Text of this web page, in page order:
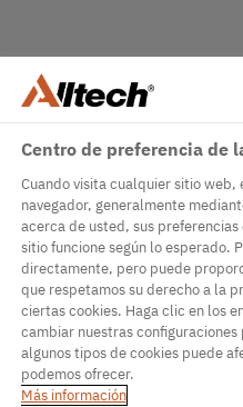
Centro de preferencia de
Cuando visita cualquier sitio
navegador, generalmente
acerca de usted, sus
sitio funcione según lo esperado.
directamente, pero puede
que respetamos su derecho a la
ciertas cookies. Haga clic en los
cambiar nuestras
algunos tipos de cookies puede
podemos ofrecer.
Más información